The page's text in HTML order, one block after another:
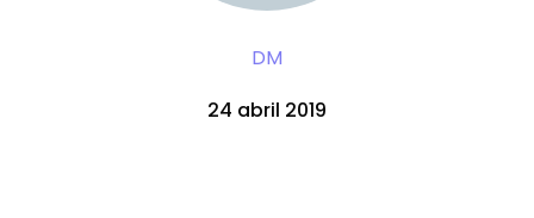
DM
24 abril 2019